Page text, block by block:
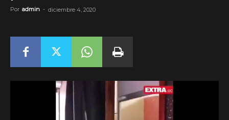
Por admin - diciembre 4, 2020